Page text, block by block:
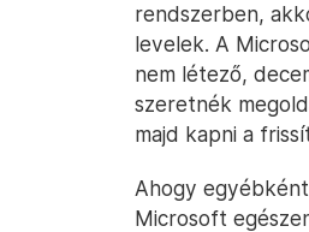
rendszerben,
levelek. A
nem létező,
szeretnék
majd kapni a
Ahogy
Microsoft